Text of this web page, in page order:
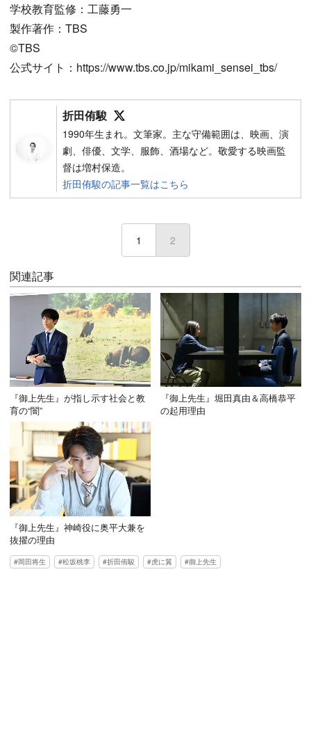
学校教育監修：工藤勇一
製作著作：TBS
©︎TBS
公式サイト：https://www.tbs.co.jp/mikami_sensei_tbs/
折田侑駿
1990年生まれ。文筆家。主な守備範囲は、映画、演
劇、俳優、文学、服飾、酒場など。敬愛する映画監
督は増村保造。
折田侑駿の記事一覧はこちら
1 2
関連記事
『御上先生』が指し示す社会と教
育の“闇”
『御上先生』堀田真由＆高橋恭平
の起用理由
『御上先生』神崎役に奥平大兼を
抜擢の理由
岡田将生 松坂桃李 折田侑駿 虎に翼 御上先生